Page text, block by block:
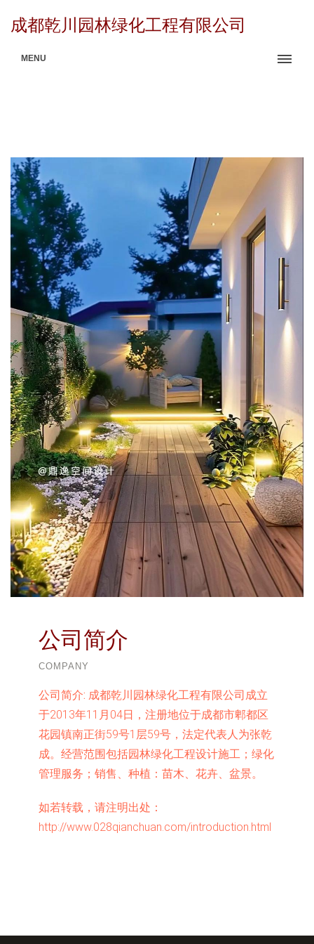
成都乾川园林绿化工程有限公司
MENU
公司简介
COMPANY
公司简介: 成都乾川园林绿化工程有限公司成立
于2013年11月04日，注册地位于成都市郫都区
花园镇南正街59号1层59号，法定代表人为张乾
成。经营范围包括园林绿化工程设计施工；绿化
管理服务；销售、种植：苗木、花卉、盆景。
如若转载，请注明出处：
http://www.028qianchuan.com/introduction.html